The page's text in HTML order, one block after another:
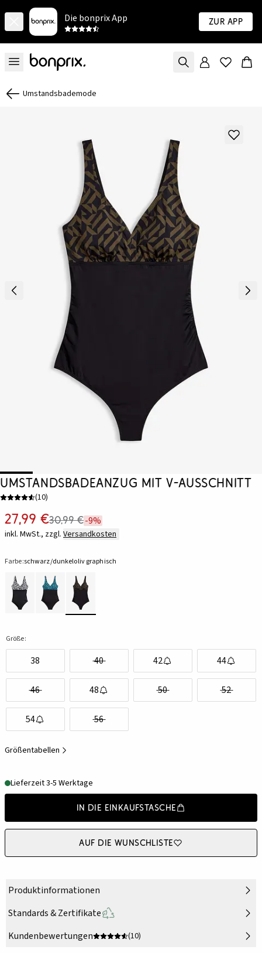
Die bonprix App Zur App
Umstandsbademode
Umstandsbadeanzug mit V-Ausschnitt
(10)
27,99 €30,99 €-9%
inkl. MwSt., zzgl. Versandkosten
Farbe:schwarz/dunkeloliv graphisch
Größe:
38 40 42 44
46 48 50 52
54 56
Größentabellen
Lieferzeit 3-5 Werktage
In die Einkaufstasche
Auf die Wunschliste
Produktinformationen
Standards & Zertifikate
Kundenbewertungen
(10)